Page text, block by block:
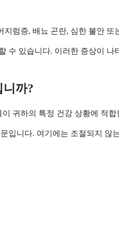
럼증, 배뇨 곤란, 심한 불안
수 있습니다. 이러한 증상이
까?
귀하의 특정 건강 상황에 적
입니다. 여기에는 조절되지 않